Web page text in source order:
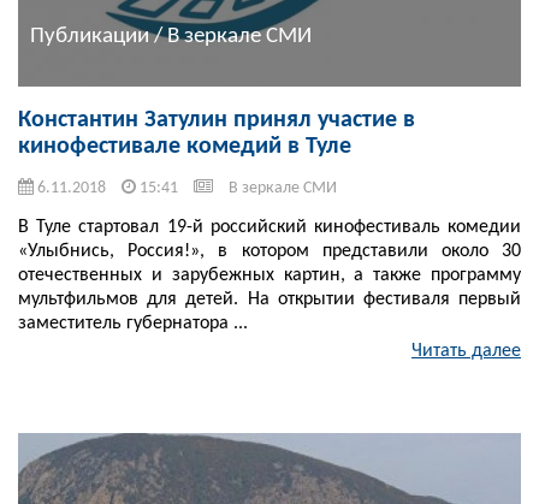
Публикации / В зеркале СМИ
Константин Затулин принял участие в
кинофестивале комедий в Туле
6.11.2018 15:41 В зеркале СМИ
В Туле стартовал 19-й российский кинофестиваль комедии
«Улыбнись, Россия!», в котором представили около 30
отечественных и зарубежных картин, а также программу
мультфильмов для детей. На открытии фестиваля первый
заместитель губернатора ...
Читать далее